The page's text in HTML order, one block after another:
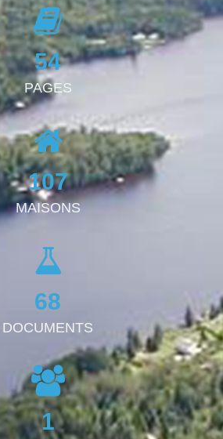
54
PAGES
107
MAISONS
68
DOCUMENTS
1